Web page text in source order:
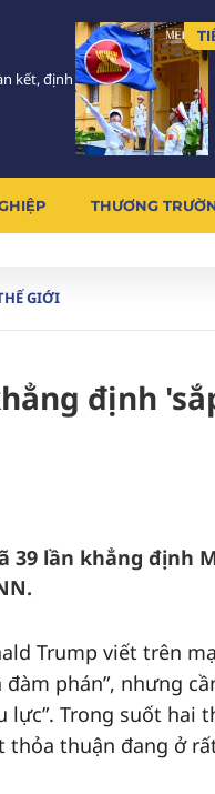
kết, định
THƯƠNG
GIỚI
định
39 lần khẳng định
Trump viết trên
phán”, nhưng
Trong suốt hai
thuận đang ở